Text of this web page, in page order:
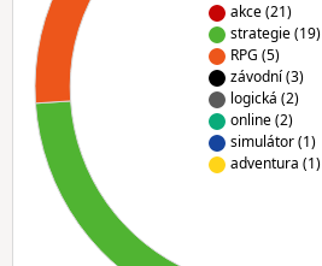
akce (21)
strategie (19)
RPG (5)
závodní (3)
logická (2)
online (2)
simulátor (1)
adventura (1)